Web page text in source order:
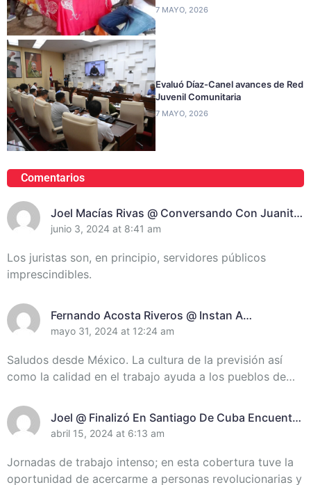
7 MAYO, 2026
Evaluó Díaz-Canel avances de Red
Juvenil Comunitaria
7 MAYO, 2026
Comentarios
Joel Macías Rivas @ Conversando Con Juanita
Randich, Presidenta De La Unión De Juristas En
junio 3, 2024 at 8:41 am
Los juristas son, en principio, servidores públicos
imprescindibles.
Fernando Acosta Riveros @ Instan A
Incrementar El Control De Recursos En
mayo 31, 2024 at 12:24 am
Saludos desde México. La cultura de la previsión así
como la calidad en el trabajo ayuda a los pueblos de…
Joel @ Finalizó En Santiago De Cuba Encuentro
De Miembros Del Destacamento Pedagógico
abril 15, 2024 at 6:13 am
Jornadas de trabajo intenso; en esta cobertura tuve la
oportunidad de acercarme a personas revolucionarias y